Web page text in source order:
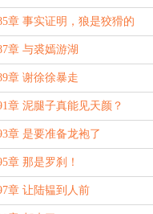
章 事实证明，狼是狡猾的
章 与裘嫣游湖
章 谢徐徐暴走
章 泥腿子真能见天颜？
章 是要准备龙袍了
章 那是罗刹！
章 让陆韫到人前